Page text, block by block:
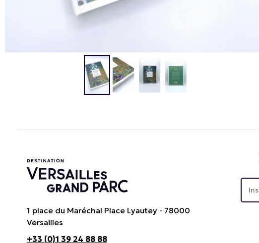
1 place du Maréchal Place Lyautey - 78000
Versailles
+33 (0)1 39 24 88 88